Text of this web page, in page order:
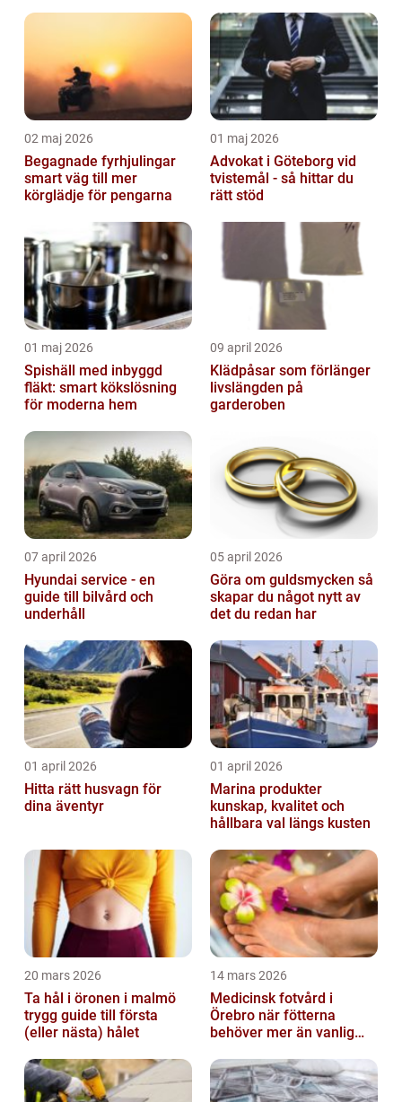
02 maj 2026
Begagnade fyrhjulingar
smart väg till mer
körglädje för pengarna
01 maj 2026
Advokat i Göteborg vid
tvistemål - så hittar du
rätt stöd
01 maj 2026
Spishäll med inbyggd
fläkt: smart kökslösning
för moderna hem
09 april 2026
Klädpåsar som förlänger
livslängden på
garderoben
07 april 2026
Hyundai service - en
guide till bilvård och
underhåll
05 april 2026
Göra om guldsmycken så
skapar du något nytt av
det du redan har
01 april 2026
Hitta rätt husvagn för
dina äventyr
01 april 2026
Marina produkter
kunskap, kvalitet och
hållbara val längs kusten
20 mars 2026
Ta hål i öronen i malmö
trygg guide till första
(eller nästa) hålet
14 mars 2026
Medicinsk fotvård i
Örebro när fötterna
behöver mer än vanlig